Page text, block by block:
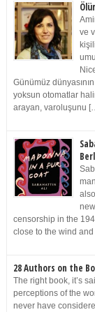
ve
Günümüz
yoksun otomatlar
arayan, varoluşunu
censorship in the
close to the wind
28 Authors on the
The right book, it’s
perceptions of the
never have